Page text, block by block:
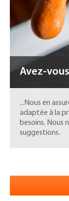
Avez-
...Nous en
adaptée à la
besoins. Nous
suggestions.